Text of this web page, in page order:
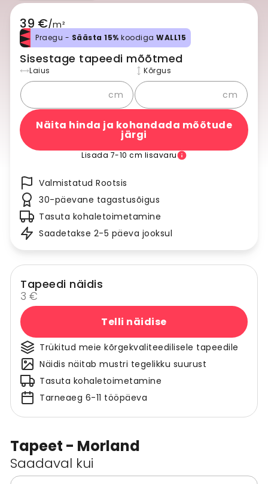
Tapeet - Morland
Saadaval kui
39 €/m²
Praegu - Säästa 15% koodiga WALL15
Sisestage tapeedi mõõtmed
Laius
cm
Kõrgus
cm
Näita hinda ja kohandada mõõtude
järgi
Lisada 7-10 cm lisavaru
Valmistatud Rootsis
30-päevane tagastusõigus
Tasuta kohaletoimetamine
Saadetakse 2-5 päeva jooksul
Tapeedi näidis
3 €
Telli näidise
Trükitud meie kõrgekvaliteedilisele tapeedile
Näidis näitab mustri tegelikku suurust
Tasuta kohaletoimetamine
Tarneaeg 6-11 tööpäeva